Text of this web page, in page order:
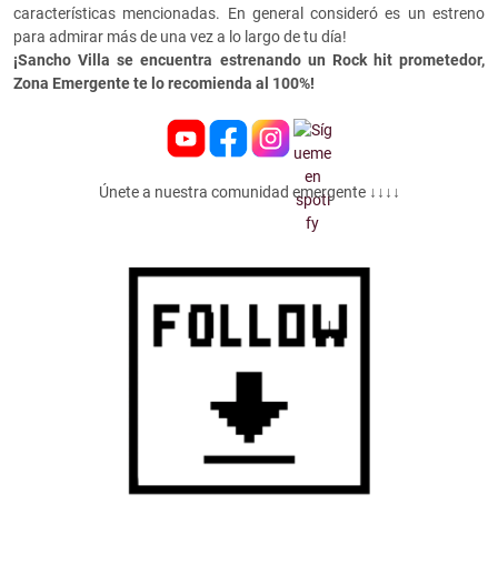
características mencionadas. En general consideró es un estreno
para admirar más de una vez a lo largo de tu día!
¡Sancho Villa se encuentra estrenando un Rock hit prometedor,
Zona Emergente te lo recomienda al 100%!
Únete a nuestra comunidad emergente ↓↓↓↓